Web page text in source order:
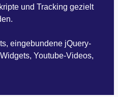
und Tracking gezielt
eingebundene jQuery-
Youtube-Videos,